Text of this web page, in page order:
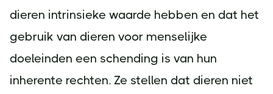
dieren intrinsieke waarde hebben en dat het
gebruik van dieren voor menselijke
doeleinden een schending is van hun
inherente rechten. Ze stellen dat dieren niet